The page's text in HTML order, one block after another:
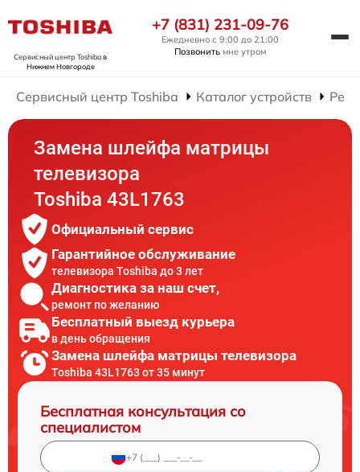
Сервисный центр Toshibaв
Нижнем Новгороде
+7 (831) 231-09-76
Ежедневно с 9:00 до 21:00
Позвонить мне утром
Сервисный центр Toshiba Каталог устройств
Замена шлейфа матрицы
телевизора
Toshiba 43L1763
Официальный сервис
Гарантийное обслуживание
телевизора Toshiba до 3 лет
Диагностика за наш счет,
ремонт по желанию
Бесплатный выезд курьера
в день обращения
Замена шлейфа матрицы телевизора
Toshiba 43L1763 от 35 минут
Бесплатная консультация со
специалистом